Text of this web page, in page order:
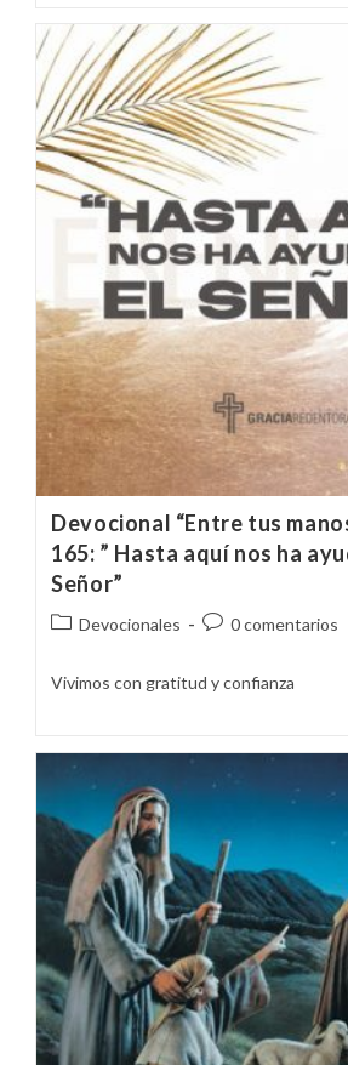
Devocional “Entre tus
165: ” Hasta aquí nos ha
Señor”
Categoría
la
Devocionales
Comentarios
la
0 comentarios
Vivimos con gratitud y confianza